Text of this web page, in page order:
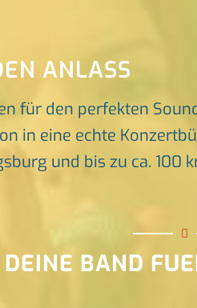
ANLASS
für den perfekten
in eine echte
und bis zu ca.
BAND